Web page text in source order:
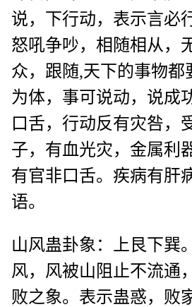
说，下行动，表示言必
怒吼争吵，相随相从，
众，跟随,天下的事物都
为体，事可说动，说成
口舌，行动反有灾咎，
子，有血光灾，金属利
有官非口舌。疾病有肝
语。
山风蛊卦象：上艮下巽
风，风被山阻止不流通
败之象。表示蛊惑，败